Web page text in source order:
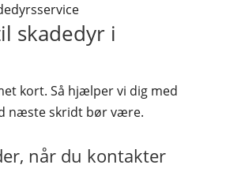
skadedyr i
kort. Så hjælper vi dig med
næste skridt bør være.
når du kontakter